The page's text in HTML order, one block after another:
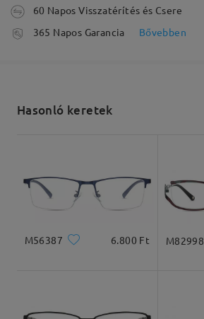
Arcforma: Archossz:
feldolgozási idő
Kiszállítva
60 Napos Visszatérítés és Csere
365 Napos Garancia
Bővebben
Hasonló keretek
M56387 6.800 Ft M82998